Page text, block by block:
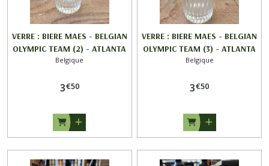
VERRE : BIERE MAES - BELGIAN
OLYMPIC TEAM (2) - ATLANTA
96
Belgique
3€50
VERRE : BIERE MAES - BELGIAN
OLYMPIC TEAM (3) - ATLANTA
96
Belgique
3€50